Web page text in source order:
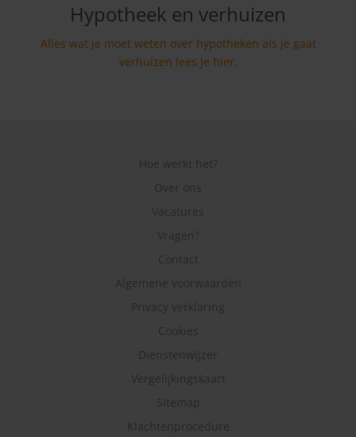
Hypotheek en verhuizen
Alles wat je moet weten over hypotheken als je gaat
verhuizen lees je hier.
Hoe werkt het?
Over ons
Vacatures
Vragen?
Contact
Algemene voorwaarden
Privacy verklaring
Cookies
Dienstenwijzer
Vergelijkingskaart
Sitemap
Klachtenprocedure